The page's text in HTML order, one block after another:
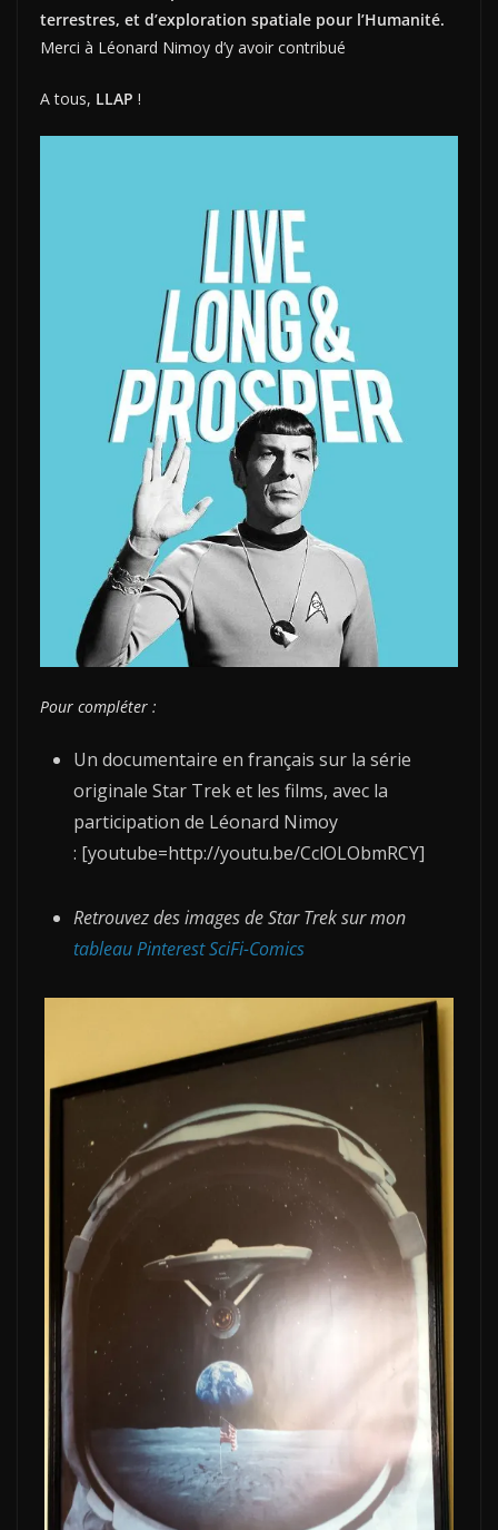
terrestres, et d’exploration spatiale pour l’Humanité.
Merci à Léonard Nimoy d’y avoir contribué
A tous, LLAP !
Pour compléter :
Un documentaire en français sur la série
originale Star Trek et les films, avec la
participation de Léonard Nimoy
: [youtube=http://youtu.be/CclOLObmRCY]
Retrouvez des images de Star Trek sur mon
tableau Pinterest SciFi-Comics